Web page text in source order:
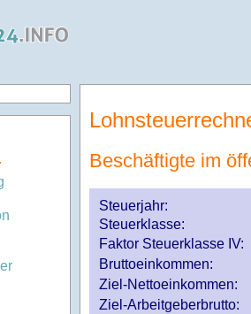
Beschäftigte im
Steuerjahr:
Steuerklasse:
Faktor Steuerklasse IV:
Bruttoeinkommen:
Ziel-Nettoeinkommen:
Ziel-Arbeitgeberbrutto: